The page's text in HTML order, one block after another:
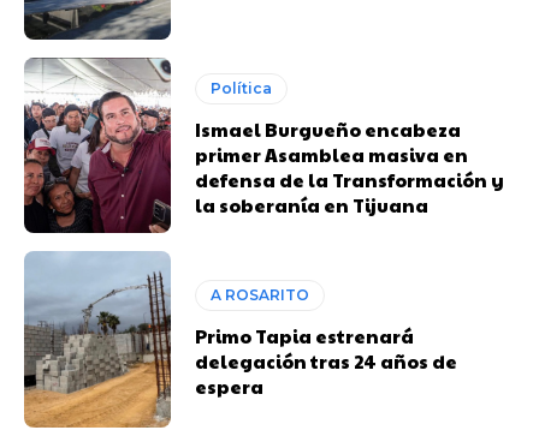
Política
Ismael Burgueño encabeza
primer Asamblea masiva en
defensa de la Transformación y
la soberanía en Tijuana
A ROSARITO
Primo Tapia estrenará
delegación tras 24 años de
espera